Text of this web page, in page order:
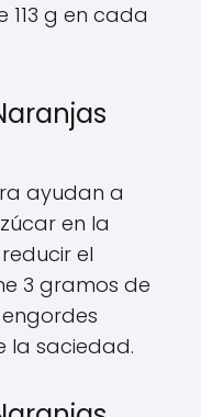
g en cada
ayudan a
en la
el
3 gramos de
la saciedad.